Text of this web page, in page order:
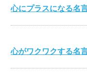
心にプラスになる名
心がワクワクする名